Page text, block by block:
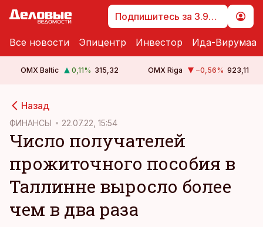
Подпишитесь за 3.99 €
Все новости Эпицентр Инвестор Ида-Вирумаа
OMX Baltic 0,11% 315,32 OMX Riga −0,56% 923,11
Назад
ФИНАНСЫ 22.07.22, 15:54
Число получателей
прожиточного пособия в
Таллинне выросло более
чем в два раза